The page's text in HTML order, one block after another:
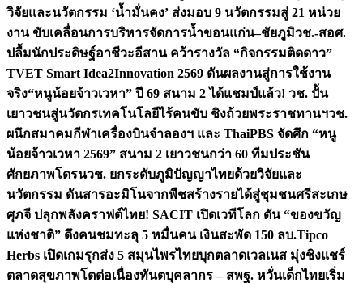
วิจัยและนวัตกรรม ‘น้ำมั่นคง’ ส่งมอบ 9 นวัตกรรมสู่ 21 หน่วย
งาน ขับเคลื่อนการบริหารจัดการน้ำขอนแก่น–ชัยภูมิวช.-สอศ.
ปลื้มนักประดิษฐ์อาชีวะอีสาน คว้ารางวัล “กิจกรรมติดดาว”
TVET Smart Idea2Innovation 2569 ดันผลงานสู่การใช้งาน
จริง“หนูน้อยจ้าวเวหา” ปี 69 สนาม 2 ได้แชมป์แล้ว! วช. ปั้น
เยาวชนสู่นวัตกรเทคโนโลยีไร้คนขับ ชิงถ้วยพระราชทานฯวช.
ผนึกสมาคมกีฬาเครื่องบินจำลองฯ และ ThaiPBS จัดศึก “หนู
น้อยจ้าวเวหา 2569” สนาม 2 เยาวชนกว่า 60 ทีมประชัน
ศักยภาพโดรนวช. ยกระดับภูมิปัญญาไทยด้วยวิจัยและ
นวัตกรรม ดันสารอะมิโนจากพืชสร้างรายได้สู่ชุมชนศรีสะเกษ
ศุภจี ปลุกพลังคราฟต์ไทย! SACIT เปิดเวทีโลก ดัน “ของขวัญ
แห่งชาติ” ดึงคนชมทะลุ 5 หมื่นคน เงินสะพัด 150 ลบ.Tipco
Herbs เปิดเกมรุกส่ง 5 สมุนไพรไทยบุกตลาดเวลเนส มุ่งชิงแชร์
ตลาดสุขภาพโตต่อเนื่องทันตบุคลากร – สพฐ. หวั่นเด็กไทยเริ่ม